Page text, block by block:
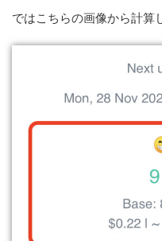
ではこちらの画像から計算